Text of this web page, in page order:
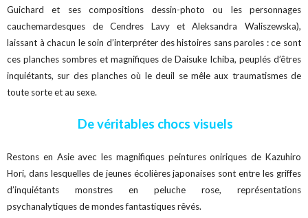
Guichard et ses compositions dessin-photo ou les personnages
cauchemardesques de Cendres Lavy et Aleksandra Waliszewska),
laissant à chacun le soin d’interpréter des histoires sans paroles : ce sont
ces planches sombres et magnifiques de Daisuke Ichiba, peuplés d’êtres
inquiétants, sur des planches où le deuil se mêle aux traumatismes de
toute sorte et au sexe.
De véritables chocs visuels
Restons en Asie avec les magnifiques peintures oniriques de Kazuhiro
Hori, dans lesquelles de jeunes écolières japonaises sont entre les griffes
d’inquiétants monstres en peluche rose, représentations
psychanalytiques de mondes fantastiques rêvés.